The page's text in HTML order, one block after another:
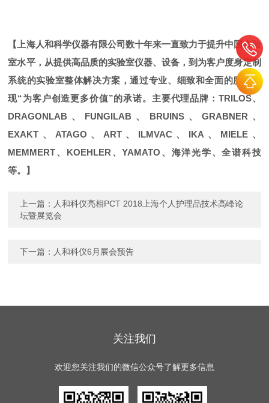
【上海人和科学仪器有限公司数十年来一直致力于提升中国实验
室水平，从提供高品质的实验室仪器、设备，到为客户度身定制
系统的实验室整体解决方案，通过专业、细致和全面的服务实
现“为客户创造更多价值”的承诺。主要代理品牌：TRILOS、
DRAGONLAB、FUNGILAB、BRUINS、GRABNER、
EXAKT、ATAGO、ART、ILMVAC、IKA、MIELE、
MEMMERT、KOEHLER、YAMATO、海洋光学、全谱科技
等。】
上一篇： 人和科仪亮相PCT 2018上海个人护理品技术高峰论
坛暨展览会
下一篇： 人和科仪6月展会预告
关注我们
欢迎您关注我们的微信公众号了解更多信息